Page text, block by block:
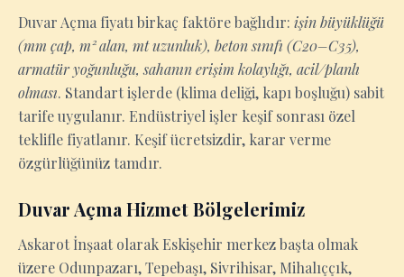
Duvar Açma fiyatı birkaç faktöre bağlıdır: işin büyüklüğü
(mm çap, m² alan, mt uzunluk), beton sınıfı (C20–C35),
armatür yoğunluğu, sahanın erişim kolaylığı, acil/planlı
olması. Standart işlerde (klima deliği, kapı boşluğu) sabit
tarife uygulanır. Endüstriyel işler keşif sonrası özel
teklifle fiyatlanır. Keşif ücretsizdir, karar verme
özgürlüğünüz tamdır.
Duvar Açma Hizmet Bölgelerimiz
Askarot İnşaat olarak Eskişehir merkez başta olmak
üzere Odunpazarı, Tepebaşı, Sivrihisar, Mihalıççık,